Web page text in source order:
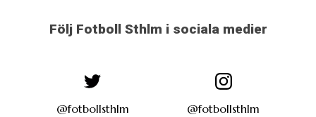
Följ Fotboll Sthlm i sociala medier
@fotbollsthlm @fotbollsthlm